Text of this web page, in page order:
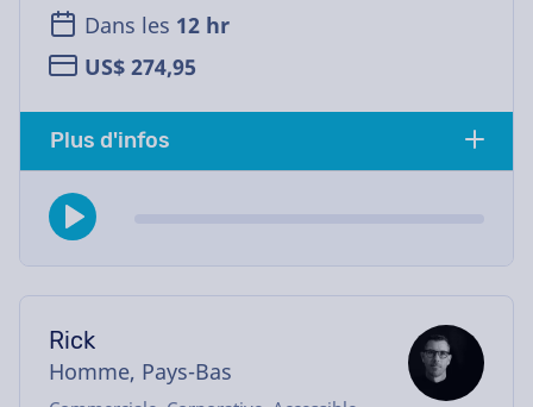
Dans les 12 hr
US$ 274,95
Plus d'infos
Rick
Homme, Pays-Bas